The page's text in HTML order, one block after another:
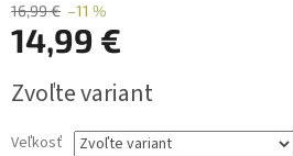
16,99 € –11 %
14,99 €
cena:
Zvoľte variant
Veľkosť